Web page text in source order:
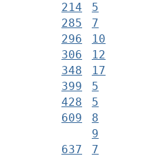
214
5
285
7
296
10
306
12
348
17
399
5
428
5
609
8
9
637
7